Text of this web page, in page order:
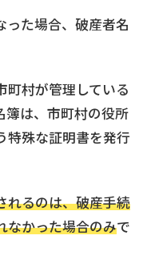
った場合、破産者名
町村が管理している
簿は、市町村の役所
特殊な証明書を発行
れるのは、破産手続
なかった場合のみで